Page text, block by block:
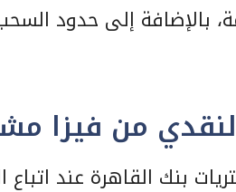
بالإضافة إلى حدود
من فيزا
بنك القاهرة عند اتباع